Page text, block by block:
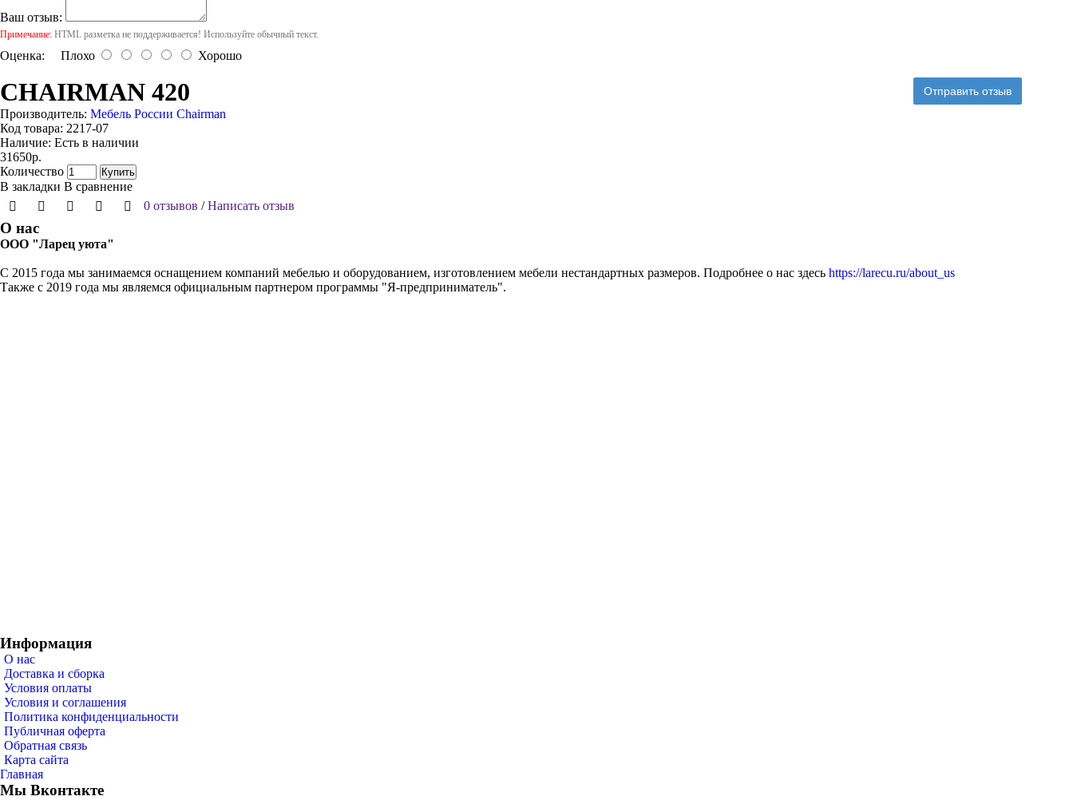
Ваш отзыв:
Примечание: HTML разметка не поддерживается! Используйте обычный текст.
Оценка: Плохо Хорошо
Отправить отзыв
CHAIRMAN 420
Производитель: Мебель России Chairman
Код товара: 2217-07
Наличие: Есть в наличии
31650р.
Количество
Купить
В закладки В сравнение
0 отзывов /Написать отзыв
О нас
ООО "Ларец уюта"
С 2015 года мы занимаемся оснащением компаний мебелью и оборудованием, изготовлением мебели нестандартных размеров. Подробнее о нас здесь https://larecu.ru/about_us
Также с 2019 года мы являемся официальным партнером программы "Я-предприниматель".
Информация
О нас
Доставка и сборка
Условия оплаты
Условия и соглашения
Политика конфиденциальности
Публичная оферта
Обратная связь
Карта сайта
Главная
Мы Вконтакте